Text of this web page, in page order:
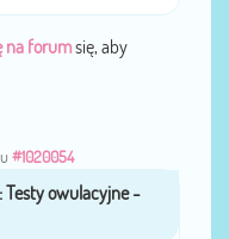
na forumsię, aby
#1020054